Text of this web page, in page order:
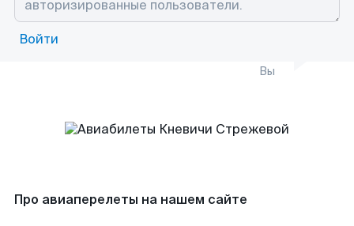
Войти
Вы
Про авиаперелеты на нашем сайте